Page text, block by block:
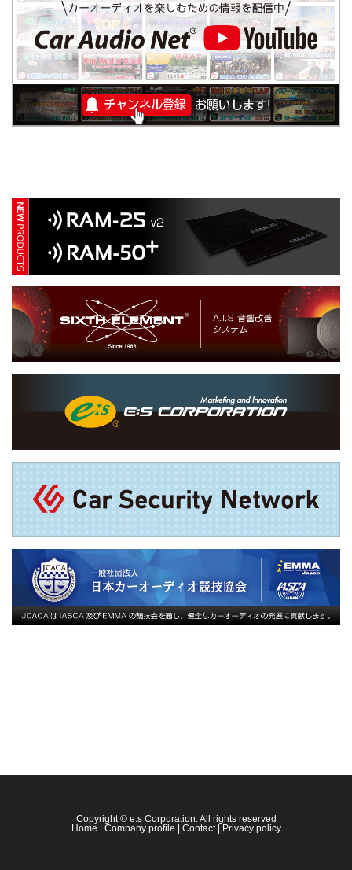
Copyright © e:s Corporation. All rights reserved
Home
Company profile Contact| Privacy policy